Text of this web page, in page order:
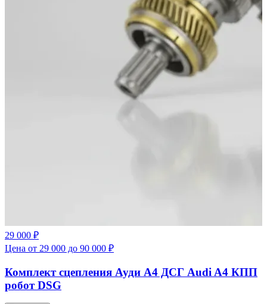
29 000 ₽
Цена от 29 000 до 90 000 ₽
Комплект сцепления Ауди А4 ДСГ Audi A4 КПП
робот DSG